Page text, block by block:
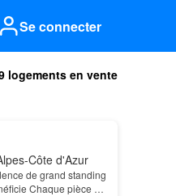
Se connecter
logements en vente
Côte d'Azur
de grand standing
Chaque pièce de